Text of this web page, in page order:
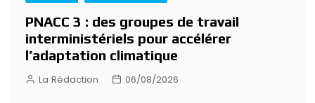
PNACC 3 : des groupes de travail
interministériels pour accélérer
l’adaptation climatique
La Rédaction 06/08/2026